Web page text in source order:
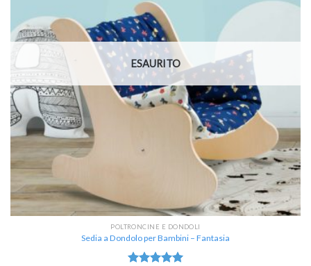
ESAURITO
POLTRONCINE E DONDOLI
Sedia a Dondolo per Bambini – Fantasia